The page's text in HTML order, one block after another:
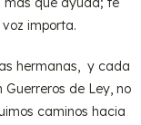
importa.
hermanas, y cada
de Ley, no
caminos hacia